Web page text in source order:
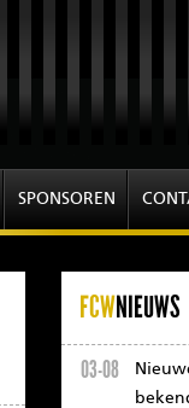
SPONSOREN
FCWNIEUWS
03-08